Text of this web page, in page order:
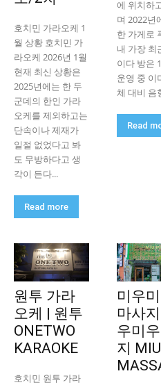
호치민 가라오케 1
월 상황 호치민 가
라오케 2026년 1월
현재 최신 상황은
2025년에는 한 두
군데의 한인 가라
오케를 제외하고는
단속이나 제재가
일절 없었다고 봐
도 무방하다고 생
각이 든다...
Read more
에 위치하
며 2022년
한 가게로
내 가장 최
이다 방은
운영 중 이
체 대비 음
Read
원투 가라
오케 | 원투
ONETWO
KARAOKE
호치민 원투 가라
미우
마사
우미
지